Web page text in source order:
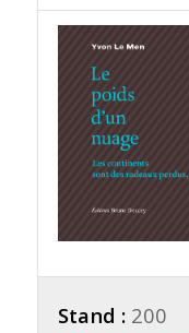
Stand : 200